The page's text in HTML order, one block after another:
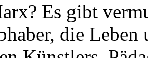
Es gibt
die Leben